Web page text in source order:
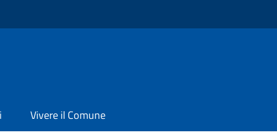
Vivere il Comune